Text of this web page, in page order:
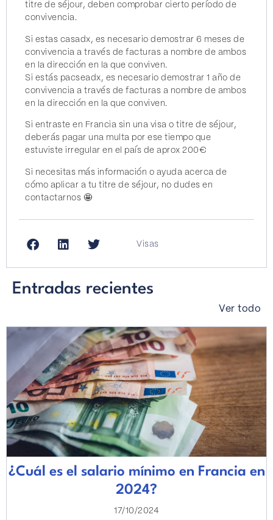
titre de séjour, deben comprobar cierto período de
convivencia.
Si estas casadx, es necesario demostrar 6 meses de
convivencia a través de facturas a nombre de ambos
en la dirección en la que conviven.
Si estás pacseadx, es necesario demostrar 1 año de
convivencia a través de facturas a nombre de ambos
en la dirección en la que conviven.
Si entraste en Francia sin una visa o titre de séjour,
deberás pagar una multa por ese tiempo que
estuviste irregular en el país de aprox 200€
Si necesitas más información o ayuda acerca de
cómo aplicar a tu titre de séjour, no dudes en
contactarnos 🤩
Visas
Entradas recientes
Ver todo
¿Cuál es el salario mínimo en Francia en
2024?
17/10/2024